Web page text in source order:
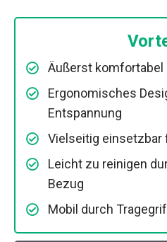
Äußerst komfortabel
Ergonomisches
Entspannung
Vielseitig einsetzbar
Leicht zu reinigen
Bezug
Mobil durch